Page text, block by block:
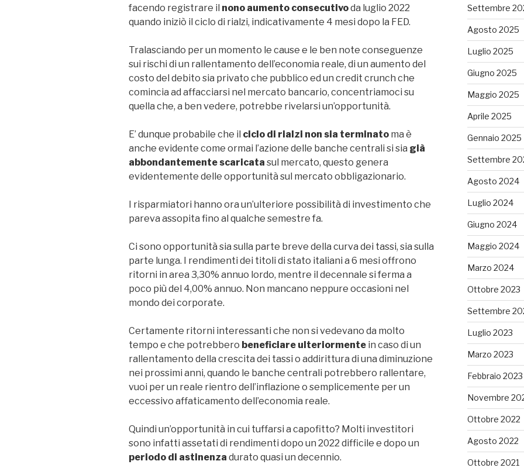
facendo registrare il nono aumento consecutivoda luglio 2022
quando iniziò il ciclo di rialzi, indicativamente 4 mesi dopo la FED.
Tralasciando per un momento le cause e le ben note conseguenze
sui rischi di un rallentamento dell’economia reale, di un aumento del
costo del debito sia privato che pubblico ed un credit crunch che
comincia ad affacciarsi nel mercato bancario, concentriamoci su
quella che, a ben vedere, potrebbe rivelarsi un’opportunità.
E’ dunque probabile che il ciclo di rialzi non sia terminato ma è
anche evidente come ormai l’azione delle banche centrali si sia già
abbondantemente scaricata sul mercato, questo genera
evidentemente delle opportunità sul mercato obbligazionario.
I risparmiatori hanno ora un’ulteriore possibilità di investimento che
pareva assopita fino al qualche semestre fa.
Ci sono opportunità sia sulla parte breve della curva dei tassi, sia sulla
parte lunga. I rendimenti dei titoli di stato italiani a 6 mesi offrono
ritorni in area 3,30% annuo lordo, mentre il decennale si ferma a
poco più del 4,00% annuo. Non mancano neppure occasioni nel
mondo dei corporate.
Certamente ritorni interessanti che non si vedevano da molto
tempo e che potrebbero beneficiare ulteriormente in caso di un
rallentamento della crescita dei tassi o addirittura di una diminuzione
nei prossimi anni, quando le banche centrali potrebbero rallentare,
vuoi per un reale rientro dell’inflazione o semplicemente per un
eccessivo affaticamento dell’economia reale.
Quindi un’opportunità in cui tuffarsi a capofitto? Molti investitori
sono infatti assetati di rendimenti dopo un 2022 difficile e dopo un
periodo di astinenza durato quasi un decennio.
Settembre
Agosto 2025
Luglio 2025
Giugno 2025
Maggio 2025
Aprile 2025
Gennaio 2025
Settembre
Agosto 2024
Luglio 2024
Giugno 2024
Maggio 2024
Marzo 2024
Ottobre 2023
Settembre
Luglio 2023
Marzo 2023
Febbraio 2023
Novembre
Ottobre 2022
Agosto 2022
Ottobre 2021